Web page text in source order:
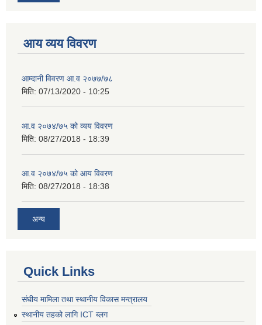
आय व्यय विवरण
आम्दानी विवरण आ.व २०७७/७८
मिति: 07/13/2020 - 10:25
आ.व २०७४/७५ को व्यय विवरण
मिति: 08/27/2018 - 18:39
आ.व २०७४/७५ को आय विवरण
मिति: 08/27/2018 - 18:38
अन्य
Quick Links
संघीय मामिला तथा स्थानीय विकास मन्त्रालय
स्थानीय तहको लागि ICT ब्लग